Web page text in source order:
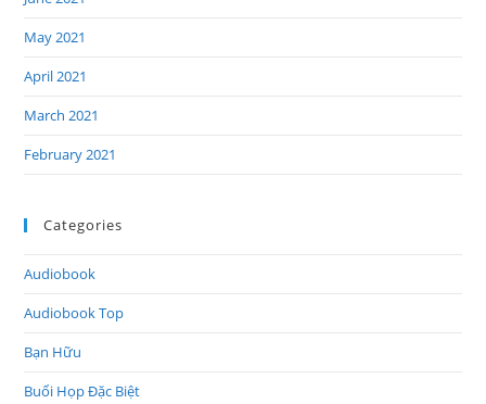
May 2021
April 2021
March 2021
February 2021
Categories
Audiobook
Audiobook Top
Bạn Hữu
Buổi Họp Đặc Biệt